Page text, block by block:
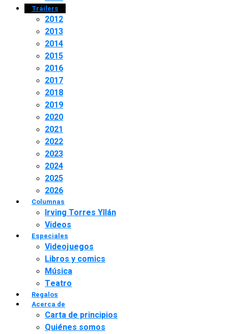
Tráilers
2012
2013
2014
2015
2016
2017
2018
2019
2020
2021
2022
2023
2024
2025
2026
Columnas
Irving Torres Yllán
Videos
Especiales
Videojuegos
Libros y comics
Música
Teatro
Regalos
Acerca de
Carta de principios
Quiénes somos